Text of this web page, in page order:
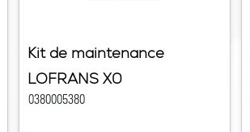
Kit de maintenance
LOFRANS X0
0380005380